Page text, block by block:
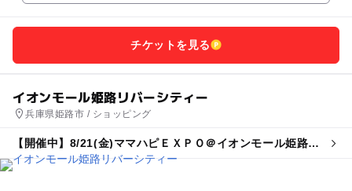
チケットを見る
イオンモール姫路リバーシティー
兵庫県姫路市 / ショッピング
【開催中】8/21(金)ママハピＥＸＰＯ＠イオンモール姫路リ
バーシティー